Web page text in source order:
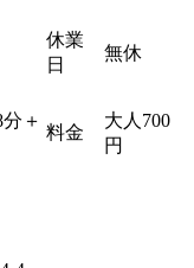
休業
日
無休
＋
料金
大人700
円